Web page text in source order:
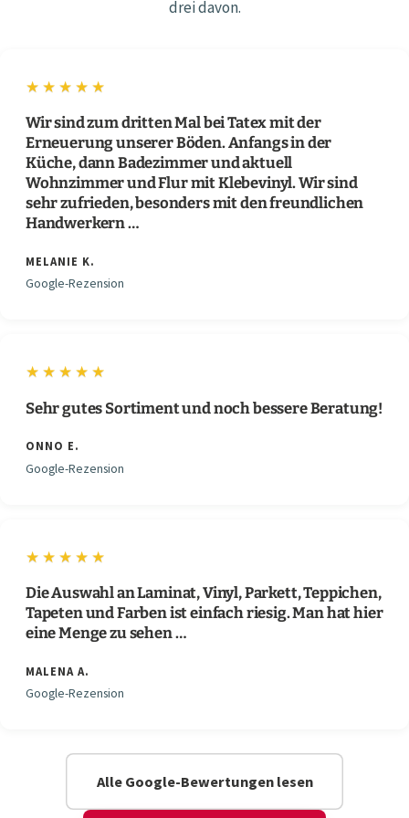
drei davon.
★★★★★
Wir sind zum dritten Mal bei Tatex mit der
Erneuerung unserer Böden. Anfangs in der
Küche, dann Badezimmer und aktuell
Wohnzimmer und Flur mit Klebevinyl. Wir sind
sehr zufrieden, besonders mit den freundlichen
Handwerkern …
MELANIE K.
Google-Rezension
★★★★★
Sehr gutes Sortiment und noch bessere Beratung!
ONNO E.
Google-Rezension
★★★★★
Die Auswahl an Laminat, Vinyl, Parkett, Teppichen,
Tapeten und Farben ist einfach riesig. Man hat hier
eine Menge zu sehen …
MALENA A.
Google-Rezension
Alle Google-Bewertungen lesen